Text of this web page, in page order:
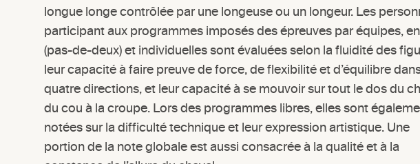
longue longe contrôlée par une longeuse ou un longeur. Les
participant aux programmes imposés des épreuves par équipes,
(pas-de-deux) et individuelles sont évaluées selon la fluidité des
leur capacité à faire preuve de force, de flexibilité et d’équilibre
quatre directions, et leur capacité à se mouvoir sur tout le dos du
du cou à la croupe. Lors des programmes libres, elles sont
notées sur la difficulté technique et leur expression artistique. Une
portion de la note globale est aussi consacrée à la qualité et à la